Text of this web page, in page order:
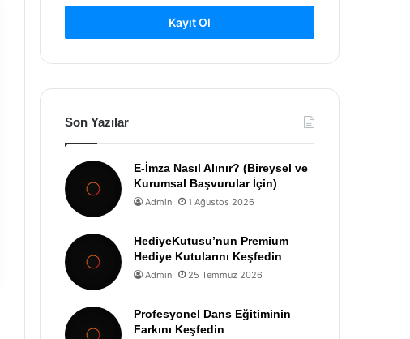
Kayıt Ol
Son Yazılar
E-İmza Nasıl Alınır? (Bireysel ve
Kurumsal Başvurular İçin)
Admin 1 Ağustos 2026
HediyeKutusu’nun Premium
Hediye Kutularını Keşfedin
Admin 25 Temmuz 2026
Profesyonel Dans Eğitiminin
Farkını Keşfedin